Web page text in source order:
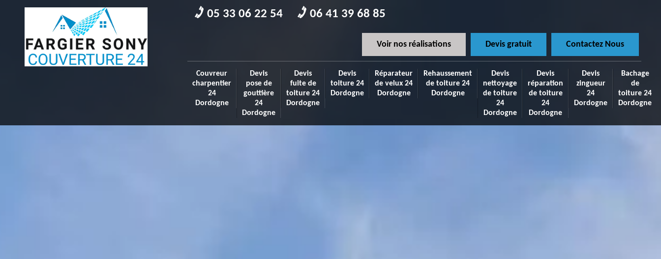
05 33 06 22 54 06 41 39 68 85
Voir nos réalisations Devis gratuit Contactez Nous
Couvreur
charpentier
24
Dordogne
Devis
pose de
gouttière
24
Dordogne
Devis
fuite de
toiture 24
Dordogne
Devis
toiture 24
Dordogne
Réparateur
de velux 24
Dordogne
Rehaussement
de toiture 24
Dordogne
Devis
nettoyage
de toiture
24
Dordogne
Devis
réparation
de toiture
24
Dordogne
Devis
zingueur
24
Dordogne
Bachage
de
toiture 24
Dordogne